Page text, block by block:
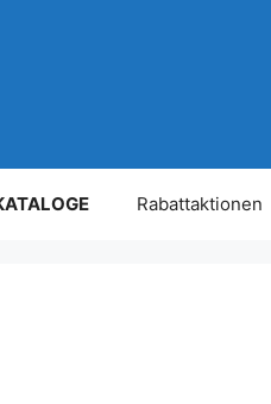
Rabattaktionen